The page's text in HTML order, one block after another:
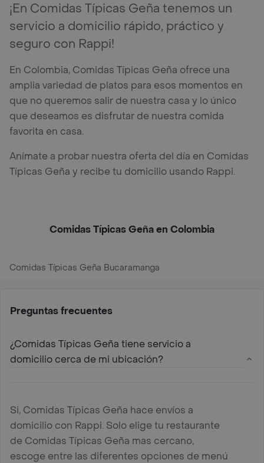
¡En Comidas Típicas Geña tenemos un
servicio a domicilio rápido, práctico y
seguro con Rappi!
En Colombia, Comidas Típicas Geña ofrece una
amplia variedad de platos para esos momentos en
que no queremos salir de nuestra casa y lo único
que deseamos es disfrutar de nuestra comida
favorita en casa.
Anímate a probar nuestra oferta del día en Comidas
Típicas Geña y recibe tu domicilio usando Rappi.
Comidas Típicas Geña en Colombia
Comidas Típicas Geña Bucaramanga
Preguntas frecuentes
¿Comidas Típicas Geña tiene servicio a
domicilio cerca de mi ubicación?
Si, Comidas Típicas Geña hace envíos a
domicilio con Rappi. Solo elige tu restaurante
de Comidas Típicas Geña mas cercano,
escoge entre las diferentes opciones de menú